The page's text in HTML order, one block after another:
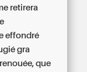
retirera
effondré
gra
que